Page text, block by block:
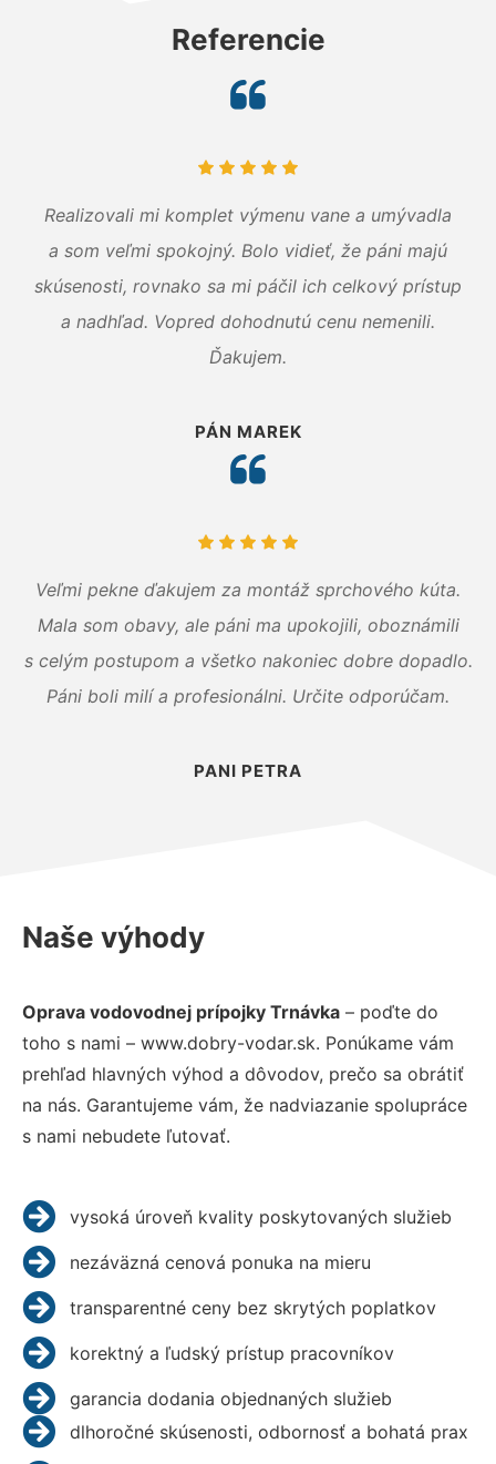
Referencie
Realizovali mi komplet výmenu vane a umývadla
a som veľmi spokojný. Bolo vidieť, že páni majú
skúsenosti, rovnako sa mi páčil ich celkový prístup
a nadhľad. Vopred dohodnutú cenu nemenili.
Ďakujem.
PÁN MAREK
Veľmi pekne ďakujem za montáž sprchového kúta.
Mala som obavy, ale páni ma upokojili, oboznámili
s celým postupom a všetko nakoniec dobre dopadlo.
Páni boli milí a profesionálni. Určite odporúčam.
PANI PETRA
Naše výhody
Oprava vodovodnej prípojky Trnávka – poďte do
toho s nami – www.dobry-vodar.sk. Ponúkame vám
prehľad hlavných výhod a dôvodov, prečo sa obrátiť
na nás. Garantujeme vám, že nadviazanie spolupráce
s nami nebudete ľutovať.
vysoká úroveň kvality poskytovaných služieb
nezáväzná cenová ponuka na mieru
transparentné ceny bez skrytých poplatkov
korektný a ľudský prístup pracovníkov
garancia dodania objednaných služieb
dlhoročné skúsenosti, odbornosť a bohatá prax